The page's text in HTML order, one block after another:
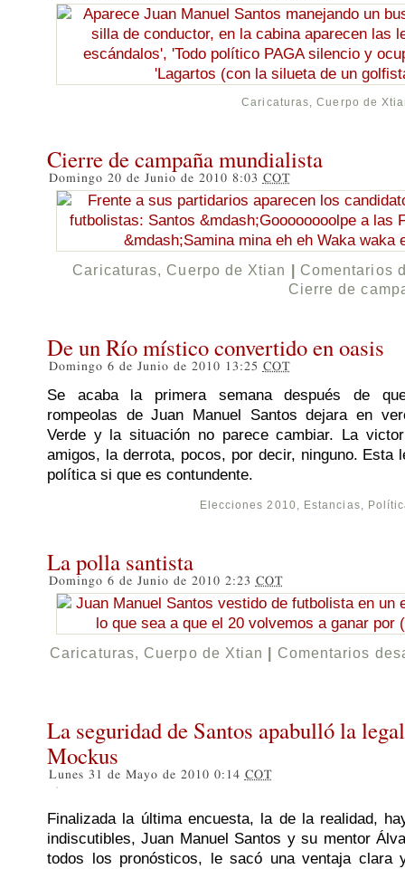
Caricaturas,Cuerpo de
Cierre de campaña mundialista
Domingo 20 de Junio de 2010 8:03 COT
Caricaturas, Cuerpo de Xtian
Comentarios
Cierre de
De un Río místico convertido en oasis
Domingo 6 de Junio de 2010 13:25 COT
Se acaba la primera semana después de
rompeolas de Juan Manuel Santos dejara en
Verde y la situación no parece cambiar. La
amigos, la derrota, pocos, por decir, ninguno. Esta
política si que es contundente.
Elecciones 2010, Estancias,
La polla santista
Domingo 6 de Junio de 2010 2:23 COT
Caricaturas, Cuerpo de Xtian Comentarios
La seguridad de Santos apabulló la
Mockus
Lunes 31 de Mayo de 2010 0:14 COT
Finalizada la última encuesta, la de la realidad,
indiscutibles, Juan Manuel Santos y su mentor
todos los pronósticos, le sacó una ventaja clara